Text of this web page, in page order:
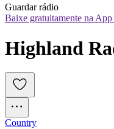
Guardar rádio
Baixe gratuitamente na App
Highland
Country